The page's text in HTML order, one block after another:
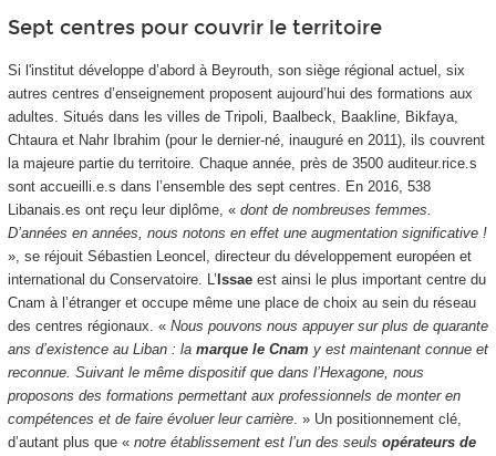
Sept centres pour couvrir le territoire
Si l'institut développe d’abord à Beyrouth, son siège régional actuel, six
autres centres d’enseignement proposent aujourd’hui des formations aux
adultes. Situés dans les villes de Tripoli, Baalbeck, Baakline, Bikfaya,
Chtaura et Nahr Ibrahim (pour le dernier-né, inauguré en 2011), ils couvrent
la majeure partie du territoire. Chaque année, près de 3500 auditeur.rice.s
sont accueilli.e.s dans l’ensemble des sept centres. En 2016, 538
Libanais.es ont reçu leur diplôme, « dont de nombreuses femmes.
D’années en années, nous notons en effet une augmentation significative !
», se réjouit Sébastien Leoncel, directeur du développement européen et
international du Conservatoire. L’ Issaeest ainsi le plus important centre du
Cnam à l’étranger et occupe même une place de choix au sein du réseau
des centres régionaux. « Nous pouvons nous appuyer sur plus de quarante
ans d’existence au Liban : la marque le Cnam y est maintenant connue et
reconnue. Suivant le même dispositif que dans l’Hexagone, nous
proposons des formations permettant aux professionnels de monter en
compétences et de faire évoluer leur carrière. » Un positionnement clé,
d’autant plus que « notre établissement est l’un des seuls opérateurs de